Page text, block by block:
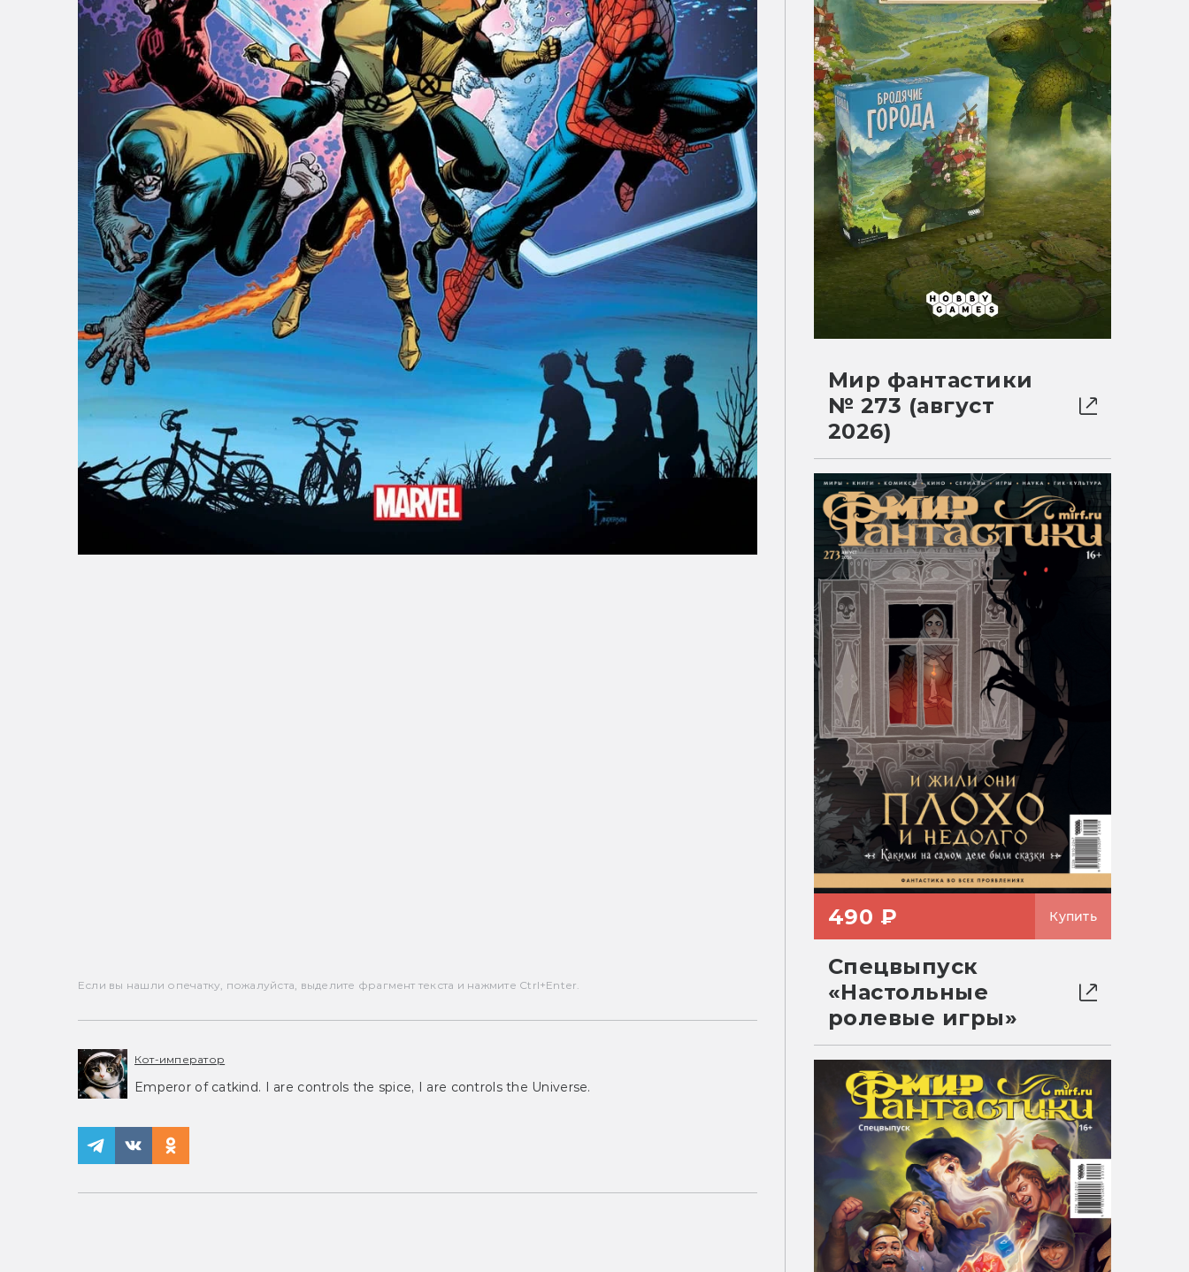
Если вы нашли опечатку, пожалуйста, выделите фрагмент текста и нажмите Ctrl+Enter.
Кот-император
Emperor of catkind. I are controls the spice, I are controls the Universe.
Мир фантастики
№ 273 (август
2026)
490 ₽ Купить
Спецвыпуск
«Настольные
ролевые игры»